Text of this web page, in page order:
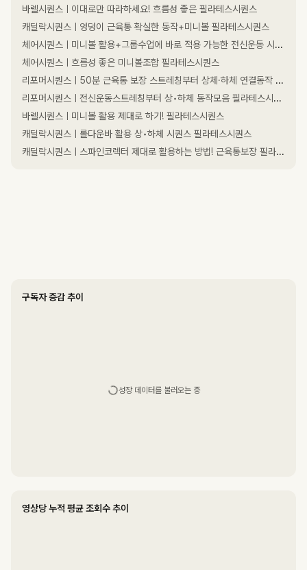
바렐시퀀스ㅣ이대로만 따라하세요! 흐름성 좋은 필라테스시퀀스
캐딜락시퀀스ㅣ엉덩이 근육통 확실한 동작+미니볼 필라테스시퀀스
체어시퀀스ㅣ미니볼 활용+그룹수업에 바로 적용 가능한 전신운동 시퀀스
체어시퀀스ㅣ흐름성 좋은 미니볼조합 필라테스시퀀스
리포머시퀀스ㅣ50분 근육통 보장 스트레칭부터 상체·하체 연결동작 필라테스시퀀스
리포머시퀀스ㅣ전신운동스트레칭부터 상•하체 동작모음 필라테스시퀀스
바렐시퀀스ㅣ미니볼 활용 제대로 하기! 필라테스시퀀스
캐딜락시퀀스ㅣ롤다운바 활용 상•하체 시퀀스 필라테스시퀀스
캐딜락시퀀스ㅣ스파인코렉터 제대로 활용하는 방법! 근육통보장 필라테스시퀀스
구독자 증감 추이
성장 데이터를 불러오는 중
영상당 누적 평균 조회수 추이